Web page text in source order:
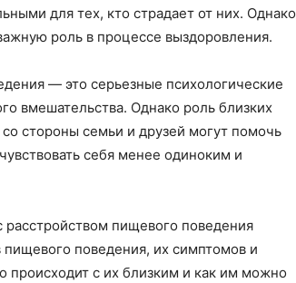
для тех, кто страдает от них. Однако
роль в процессе выздоровления.
— это серьезные психологические
вмешательства. Однако роль близких
стороны семьи и друзей могут помочь
себя менее одиноким и
пищевого поведения
пищевого поведения, их симптомов и
происходит с их близким и как им можно